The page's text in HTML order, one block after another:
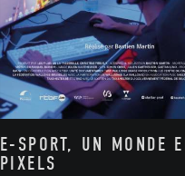
E-SPORT, UN MONDE
PIXELS